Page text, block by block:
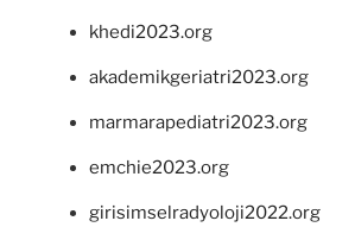
khedi2023.org
akademikgeriatri2023.org
marmarapediatri2023.org
emchie2023.org
girisimselradyoloji2022.org